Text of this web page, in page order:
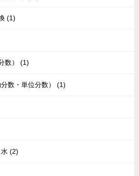
(1)
数） (1)
数・単位分数） (1)
(2)